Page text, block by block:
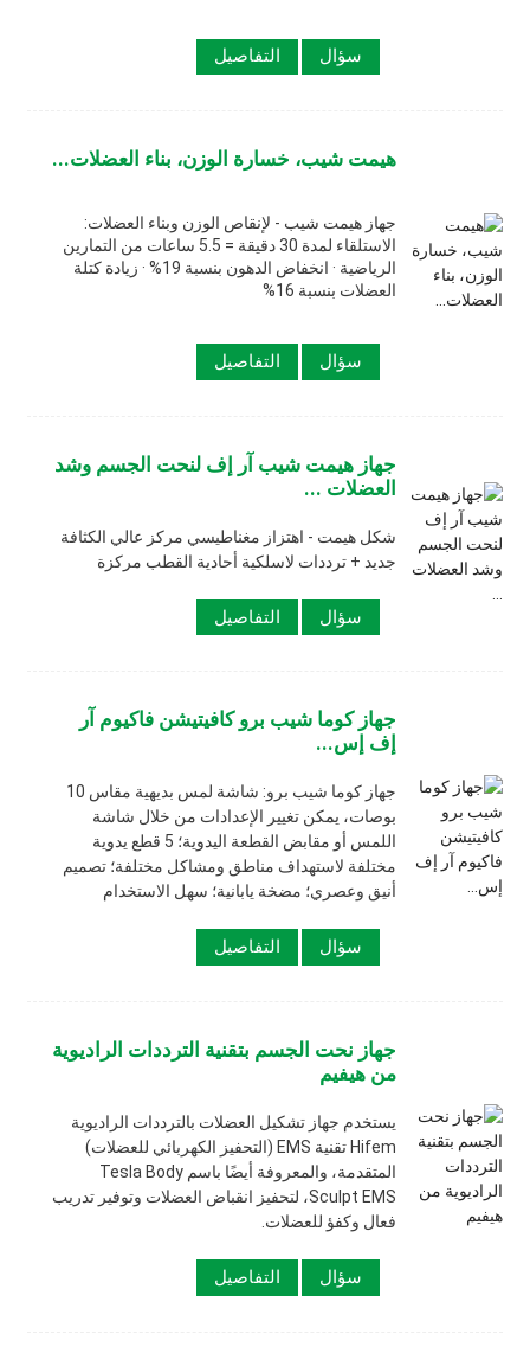
سؤال التفاصيل
هيمت شيب، خسارة الوزن، بناء العضلات...
جهاز هيمت شيب - لإنقاص الوزن وبناء العضلات:
الاستلقاء لمدة 30 دقيقة = 5.5 ساعات من التمارين
الرياضية · انخفاض الدهون بنسبة 19% · زيادة كتلة
العضلات بنسبة 16%
سؤال التفاصيل
جهاز هيمت شيب آر إف لنحت الجسم وشد
العضلات ...
شكل هيمت - اهتزاز مغناطيسي مركز عالي الكثافة
جديد + ترددات لاسلكية أحادية القطب مركزة
سؤال التفاصيل
جهاز كوما شيب برو كافيتيشن فاكيوم آر
إف إس...
جهاز كوما شيب برو: شاشة لمس بديهية مقاس 10
بوصات، يمكن تغيير الإعدادات من خلال شاشة
اللمس أو مقابض القطعة اليدوية؛ 5 قطع يدوية
مختلفة لاستهداف مناطق ومشاكل مختلفة؛ تصميم
أنيق وعصري؛ مضخة يابانية؛ سهل الاستخدام
سؤال التفاصيل
جهاز نحت الجسم بتقنية الترددات الراديوية
من هيفيم
يستخدم جهاز تشكيل العضلات بالترددات الراديوية
Hifem تقنية EMS (التحفيز الكهربائي للعضلات)
المتقدمة، والمعروفة أيضًا باسم Tesla Body
Sculpt EMS، لتحفيز انقباض العضلات وتوفير تدريب
فعال وكفؤ للعضلات.
سؤال التفاصيل